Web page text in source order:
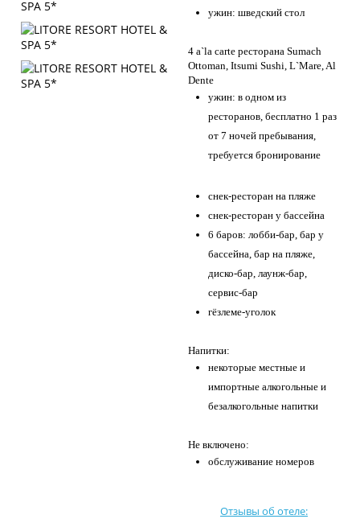
ужин: шведский стол
4 a`la carte ресторана Sumach
Ottoman, Itsumi Sushi, L`Mare, Al
Dente
ужин: в одном из
ресторанов, бесплатно 1 раз
от 7 ночей пребывания,
требуется бронирование
снек-ресторан на пляже
снек-ресторан у бассейна
6 баров: лобби-бар, бар у
бассейна, бар на пляже,
диско-бар, лаунж-бар,
сервис-бар
гёзлеме-уголок
Напитки:
некоторые местные и
импортные алкогольные и
безалкогольные напитки
Не включено:
обслуживание номеров
Отзывы об отеле: